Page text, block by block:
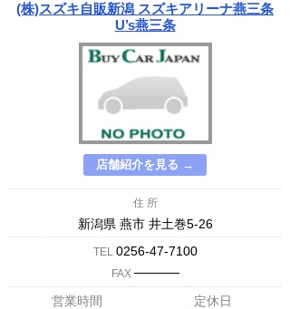
(株)スズキ自販新潟 スズキアリーナ燕三条
U’s燕三条
店舗紹介を見る →
住 所
新潟県 燕市 井土巻5-26
TEL 0256-47-7100
FAX ─────
営業時間
定休日